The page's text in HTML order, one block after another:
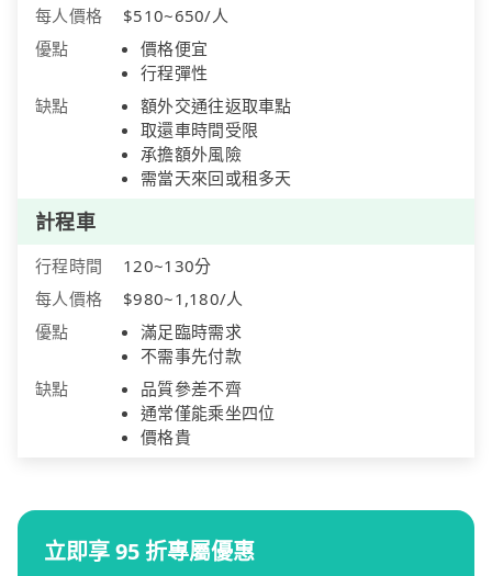
每人價格
$510~650/人
優點
價格便宜
行程彈性
缺點
額外交通往返取車點
取還車時間受限
承擔額外風險
需當天來回或租多天
計程車
行程時間
120~130分
每人價格
$980~1,180/人
優點
滿足臨時需求
不需事先付款
缺點
品質參差不齊
通常僅能乘坐四位
價格貴
立即享 95 折專屬優惠